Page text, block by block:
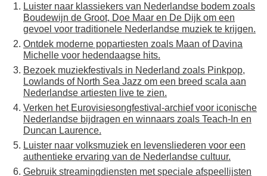
Luister naar klassiekers van Nederlandse bodem zoals
Boudewijn de Groot, Doe Maar en De Dijk om een
gevoel voor traditionele Nederlandse muziek te krijgen.
Ontdek moderne popartiesten zoals Maan of Davina
Michelle voor hedendaagse hits.
Bezoek muziekfestivals in Nederland zoals Pinkpop,
Lowlands of North Sea Jazz om een breed scala aan
Nederlandse artiesten live te zien.
Verken het Eurovisiesongfestival-archief voor iconische
Nederlandse bijdragen en winnaars zoals Teach-In en
Duncan Laurence.
Luister naar volksmuziek en levensliederen voor een
authentieke ervaring van de Nederlandse cultuur.
Gebruik streamingdiensten met speciale afspeellijsten